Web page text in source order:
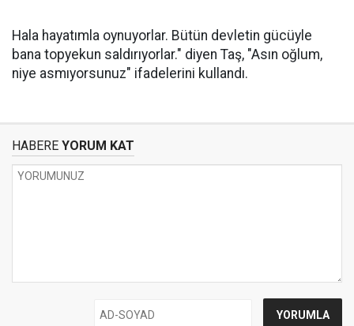
Hala hayatımla oynuyorlar. Bütün devletin gücüyle
bana topyekun saldırıyorlar." diyen Taş, "Asın oğlum,
niye asmıyorsunuz" ifadelerini kullandı.
HABERE YORUM KAT